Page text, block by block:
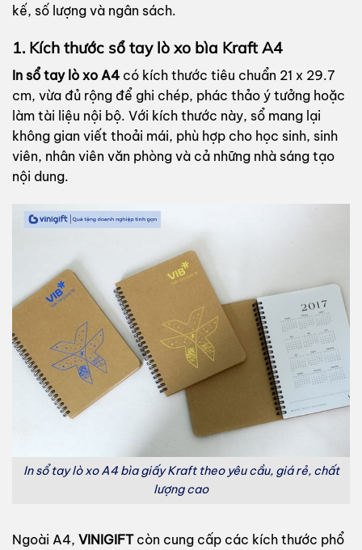
kế, số lượng và ngân sách.
1. Kích thước sổ tay lò xo bìa Kraft A4
In sổ tay lò xo A4 có kích thước tiêu chuẩn 21 x 29.7
cm, vừa đủ rộng để ghi chép, phác thảo ý tưởng hoặc
làm tài liệu nội bộ. Với kích thước này, sổ mang lại
không gian viết thoải mái, phù hợp cho học sinh, sinh
viên, nhân viên văn phòng và cả những nhà sáng tạo
nội dung.
In sổ tay lò xo A4 bìa giấy Kraft theo yêu cầu, giá rẻ, chất
lượng cao
Ngoài A4, VINIGIFTcòn cung cấp các kích thước phổ